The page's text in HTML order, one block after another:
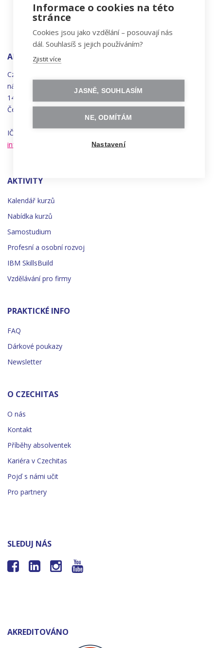
ADRESA
Czechitas, z.ú.
náměstí
Synků 1748/17
140 00 Praha 4 - Nusle
Česká republika
IČO 22834958 | DIČ CZ22834958
info@czechitas.cz
AKTIVITY
Kalendář kurzů
Nabídka kurzů
Samostudium
Profesní a osobní rozvoj
IBM SkillsBuild
Vzdělávání pro firmy
PRAKTICKÉ INFO
FAQ
Dárkové poukazy
Newsletter
O CZECHITAS
O nás
Kontakt
Příběhy absolventek
Kariéra v Czechitas
Pojď s námi učit
Pro partnery
SLEDUJ NÁS
   
AKREDITOVÁNO
Informace o cookies na této
stránce
Cookies jsou jako vzdělání – posouvají nás
dál. Souhlasíš s jejich používáním?
Zjistit více
JASNĚ, SOUHLASÍM
NE, ODMÍTÁM
Nastavení